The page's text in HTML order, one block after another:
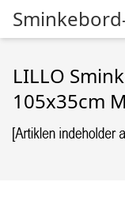
LILLO
105x35cm